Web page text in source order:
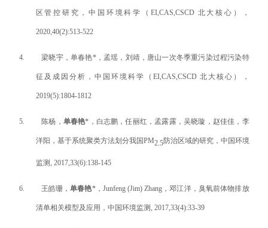
区管控研究，中国环境科学（ EI,CAS,CSCD 北大核心），
2020,40(2):513-522
4. 梁晓宇， 单春艳*，孟瑶， 刘靖， 唐山一次冬季重污染过程污染特
征及成因分析 ，中国环境科学（EI,CAS,CSCD北大核心），
2019(5):1804-1812
5. 陈杨， 单春艳* ，白志鹏，任丽红，孟露露，吴晓璇，赵佳佳，李
洋阳，基于系统聚类方法划分我国PM2.5防治区域的研究，中国环境
监测 , 2017,33(6):138-145
6. 王皓珊，单春艳*， Junfeng (Jim) Zhang ，邓江洋，臭氧前体物排放
清单相关模型及应用，中国环境监测 , 2017,33(4):33-39